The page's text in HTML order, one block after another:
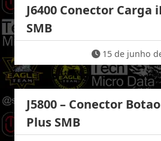
J6400 Conector Carga
SMB
15 de junho
J5800 – Conector
Plus SMB